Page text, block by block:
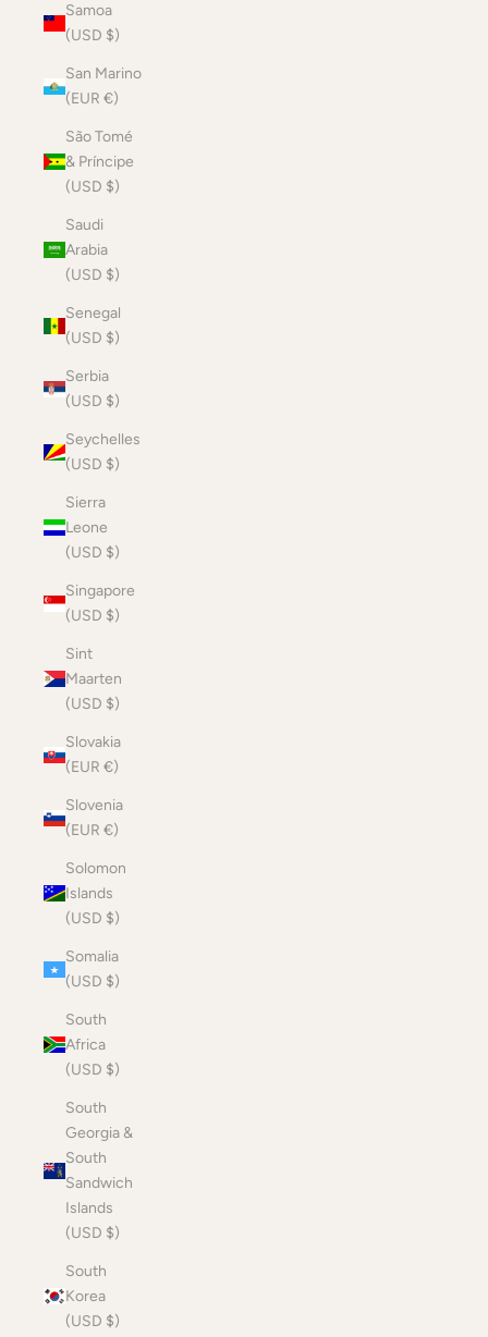
Samoa
(USD $)
San Marino
(EUR €)
São Tomé
& Príncipe
(USD $)
Saudi
Arabia
(USD $)
Senegal
(USD $)
Serbia
(USD $)
Seychelles
(USD $)
Sierra
Leone
(USD $)
Singapore
(USD $)
Sint
Maarten
(USD $)
Slovakia
(EUR €)
Slovenia
(EUR €)
Solomon
Islands
(USD $)
Somalia
(USD $)
South
Africa
(USD $)
South
Georgia &
South
Sandwich
Islands
(USD $)
South
Korea
(USD $)